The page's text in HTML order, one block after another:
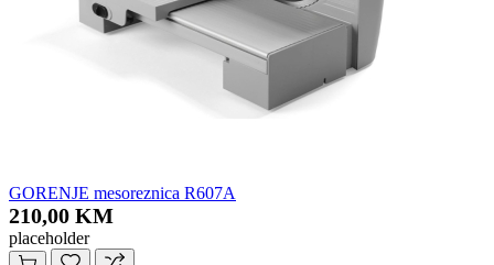
GORENJE mesoreznica R607A
210,00 KM
placeholder